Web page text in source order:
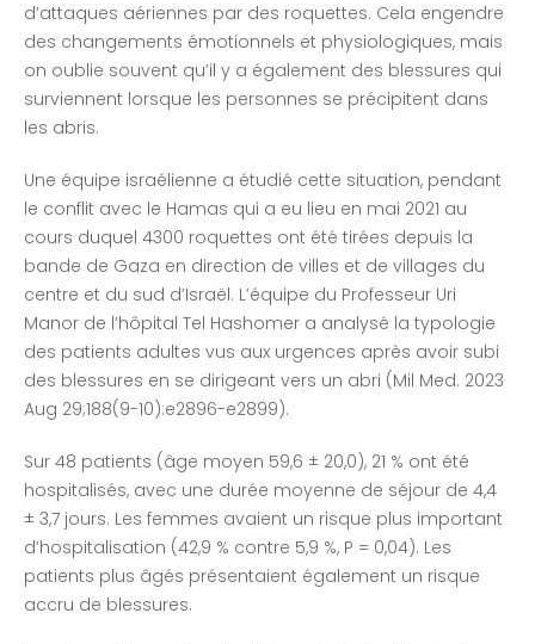
d’attaques aériennes par des roquettes. Cela engendre
des changements émotionnels et physiologiques, mais
on oublie souvent qu’il y a également des blessures qui
surviennent lorsque les personnes se précipitent dans
les abris.
Une équipe israélienne a étudié cette situation, pendant
le conflit avec le Hamas qui a eu lieu en mai 2021 au
cours duquel 4300 roquettes ont été tirées depuis la
bande de Gaza en direction de villes et de villages du
centre et du sud d’Israël. L’équipe du Professeur Uri
Manor de l’hôpital Tel Hashomer a analysé la typologie
des patients adultes vus aux urgences après avoir subi
des blessures en se dirigeant vers un abri (Mil Med. 2023
Aug 29;188(9-10):e2896-e2899).
Sur 48 patients (âge moyen 59,6 ± 20,0), 21 % ont été
hospitalisés, avec une durée moyenne de séjour de 4,4
± 3,7 jours. Les femmes avaient un risque plus important
d’hospitalisation (42,9 % contre 5,9 %, P = 0,04). Les
patients plus âgés présentaient également un risque
accru de blessures.